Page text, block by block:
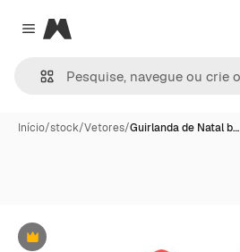
Close menu
Magnific
Início/stock/Vetores/Guirlanda de Natal b…
Premium